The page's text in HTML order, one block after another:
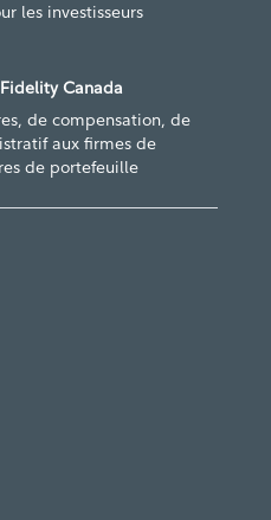
les investisseurs
Canada
de compensation, de
aux firmes de
de portefeuille